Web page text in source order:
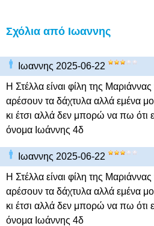
Σχόλια από Ιωαννης
Ιωαννης 2025-06-22
Η Στέλλα είναι φίλη της
αρέσουν τα δάχτυλα αλλά εμένα
κι έτσι αλλά δεν μπορώ να πω ότι
όνομα Ιωάννης 4δ
Ιωαννης 2025-06-22
Η Στέλλα είναι φίλη της
αρέσουν τα δάχτυλα αλλά εμένα
κι έτσι αλλά δεν μπορώ να πω ότι
όνομα Ιωάννης 4δ